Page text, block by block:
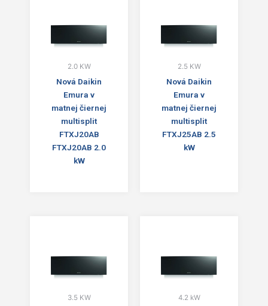
2.0 KW
Nová Daikin
Emura v
matnej čiernej
multisplit
FTXJ20AB
FTXJ20AB 2.0
kW
2.5 KW
Nová Daikin
Emura v
matnej čiernej
multisplit
FTXJ25AB 2.5
kW
3.5 KW 4.2 kW